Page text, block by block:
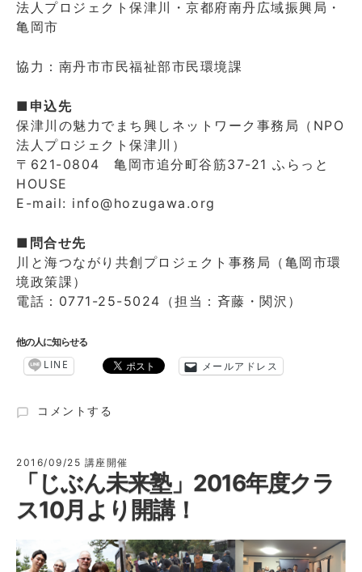
法人プロジェクト保津川・京都府南丹広域振興局・
亀岡市
協力：南丹市市民福祉部市民環境課
■申込先
保津川の魅力でまち興しネットワーク事務局（NPO
法人プロジェクト保津川）
〒621-0804 亀岡市追分町谷筋37-21 ふらっと
HOUSE
E-mail: info@hozugawa.org
■問合せ先
川と海つながり共創プロジェクト事務局（亀岡市環
境政策課）
電話：0771-25-5024（担当：斉藤・関沢）
他の人に知らせる
LINE メールアドレス
「こ
川
ご
み
隊」
募
コメントする
2016/09/25 講座開催
「じぶん未来塾」2016年度クラ
ス10月より開講！